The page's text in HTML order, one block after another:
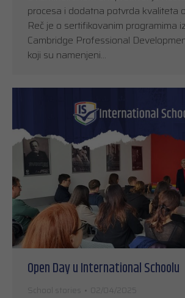
procesa i dodatna potvrda kvaliteta
Reč je o sertifikovanim programima
Cambridge Professional
koji su namenjeni…
Open Day u International Schoolu
School stories 02/04/2025